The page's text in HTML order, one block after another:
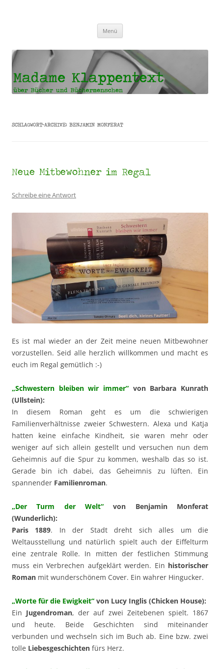
Menü
SCHLAGWORT-ARCHIVE: BENJAMIN MONFERAT
Neue Mitbewohner im Regal
Schreibe eine Antwort
Es ist mal wieder an der Zeit meine neuen Mitbewohner
vorzustellen. Seid alle herzlich willkommen und macht es
euch im Regal gemütlich :-)
„Schwestern bleiben wir immer“ von Barbara Kunrath
(Ullstein):
In diesem Roman geht es um die schwierigen
Familienverhältnisse zweier Schwestern. Alexa und Katja
hatten keine einfache Kindheit, sie waren mehr oder
weniger auf sich allein gestellt und versuchen nun dem
Geheimnis auf die Spur zu kommen, weshalb das so ist.
Gerade bin ich dabei, das Geheimnis zu lüften. Ein
spannender Familienroman.
„Der Turm der Welt“ von Benjamin Monferat
(Wunderlich):
Paris 1889. In der Stadt dreht sich alles um die
Weltausstellung und natürlich spielt auch der Eiffelturm
eine zentrale Rolle. In mitten der festlichen Stimmung
muss ein Verbrechen aufgeklärt werden. Ein historischer
Roman mit wunderschönem Cover. Ein wahrer Hingucker.
„Worte für die Ewigkeit“ von Lucy Inglis (Chicken House):
Ein Jugendroman, der auf zwei Zeitebenen spielt. 1867
und heute. Beide Geschichten sind miteinander
verbunden und wechseln sich im Buch ab. Eine bzw. zwei
tolle Liebesgeschichten fürs Herz.